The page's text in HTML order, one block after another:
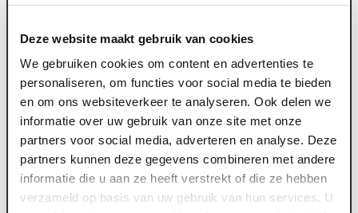
Deze website maakt gebruik van cookies
We gebruiken cookies om content en advertenties te
personaliseren, om functies voor social media te bieden
en om ons websiteverkeer te analyseren. Ook delen we
informatie over uw gebruik van onze site met onze
partners voor social media, adverteren en analyse. Deze
partners kunnen deze gegevens combineren met andere
informatie die u aan ze heeft verstrekt of die ze hebben
verzameld op basis van uw gebruik van hun services. U
Ook dit seizoen blijven voorstellingen voor kinderen t/m
12 jaar gratis. Daarnaast zijn er voordelige
jongerenprijzen, language no problem-programmering,
drempelverlagende initiatieven voor ouderen én
voorstellingen met doven- en/of blindentolk.
Start kaartverkoop